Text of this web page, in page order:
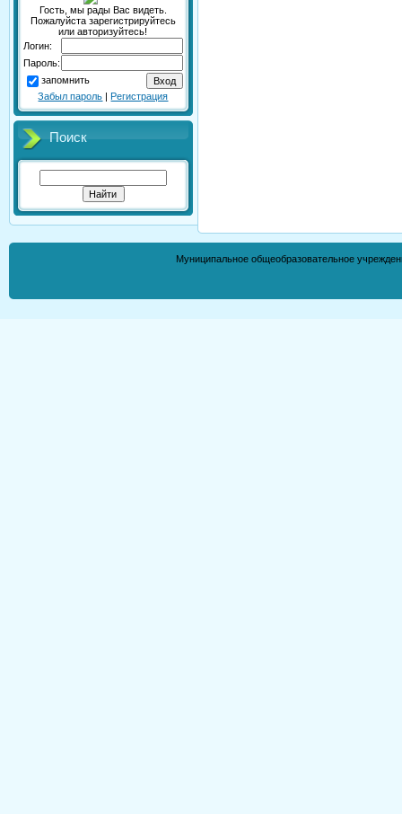
Гость, мы рады Вас видеть.
Пожалуйста зарегистрируйтесь
или авторизуйтесь!
Логин:
Пароль:
запомнить
Забыл пароль |Регистрация
Поиск
Муниципальное общеобразовательное